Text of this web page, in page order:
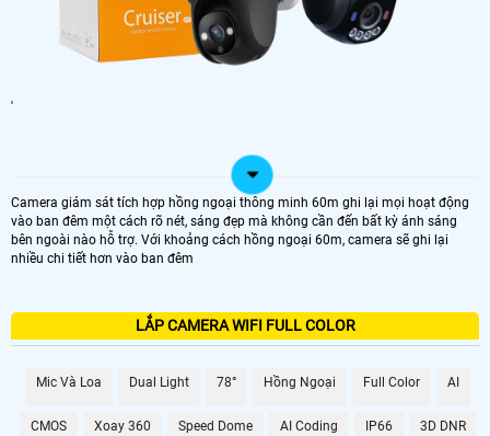
'
Camera giám sát tích hợp hồng ngoại thông minh 60m ghi lại mọi hoạt động
vào ban đêm một cách rõ nét, sáng đẹp mà không cần đến bất kỳ ánh sáng
bên ngoài nào hỗ trợ. Với khoảng cách hồng ngoại 60m, camera sẽ ghi lại
nhiều chi tiết hơn vào ban đêm
LẮP CAMERA WIFI FULL COLOR
Mic Và Loa Dual Light 78° Hồng Ngoại Full Color AI
CMOS Xoay 360 Speed Dome AI Coding IP66 3D DNR